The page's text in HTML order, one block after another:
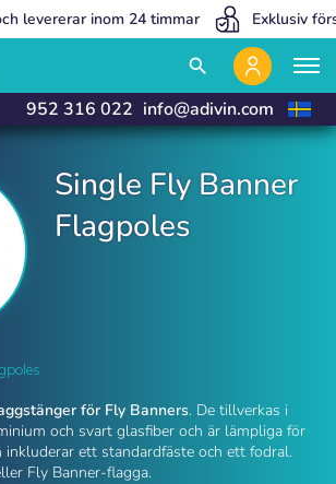
levererar inom 24 timmar Exklusiv
search
close
952 316 022 info@adivin.com
close
Fly Banner Flagoples | Adivin Beach Flag
Single Fly Banner
Flagpoles
för Fly Banners. De tillverkas i
och svart glasfiber och är lämpliga för
inkluderar ett standardfäste och ett fodral.
Fly Banner-flagga.